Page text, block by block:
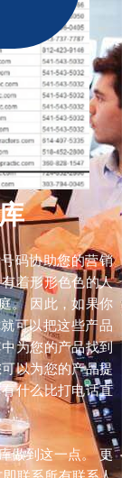
码协助您的营销
着形形色色的人
。 因此，如果你
可以把这些产品
为您的产品找到
以为您的产品提
什么比打电话直
做到这一点。 更